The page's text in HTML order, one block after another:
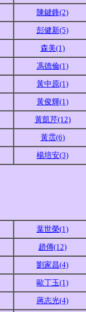
陳鍵鋒(2)
彭健新(5)
森美(1)
馮德倫(1)
黃中原(1)
黃俊輝(1)
黃凱芹(12)
黃霑(6)
楊培安(3)
葉世榮(1)
趙傳(12)
劉家昌(4)
歐丁玉(1)
蔣志光(4)